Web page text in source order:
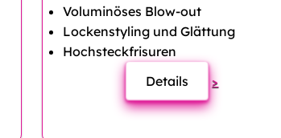
Voluminöses Blow-out
Lockenstyling und Glättung
Hochsteckfrisuren
Details
>